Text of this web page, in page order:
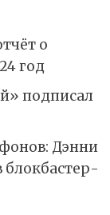
о
год
подписал
Дэнни